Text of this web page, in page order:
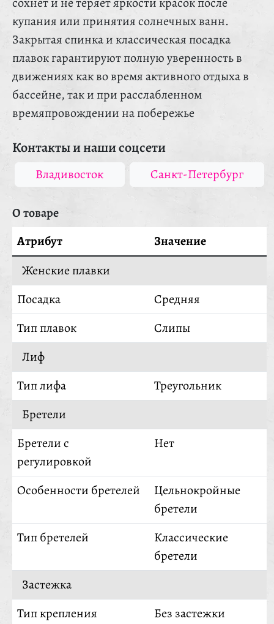
купания или принятия солнечных ванн.
Закрытая спинка и классическая посадка
плавок гарантируют полную уверенность в
движениях как во время активного отдыха в
бассейне, так и при расслабленном
времяпровождении на побережье
Контакты и наши соцсети
Владивосток Санкт-Петербург
О товаре
Атрибут
Значение
Женские плавки
Посадка
Средняя
Тип плавок
Слипы
Лиф
Тип лифа
Треугольник
Бретели
Бретели с
регулировкой
Нет
Особенности бретелей
Цельнокройные
бретели
Тип бретелей
Классические
бретели
Застежка
Тип крепления
Без застежки